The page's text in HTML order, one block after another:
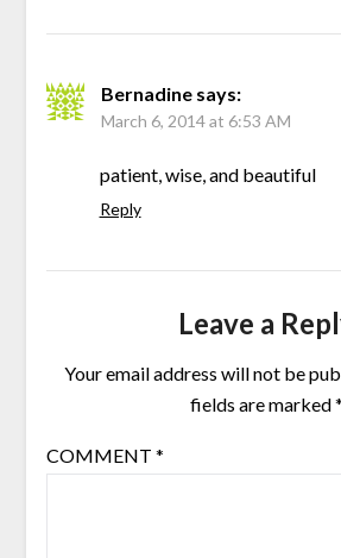
Bernadine says:
March 6, 2014 at 6:53 AM
patient, wise, and beautiful
Reply
Leave a
Your email address will not be
fields are marked*
COMMENT *